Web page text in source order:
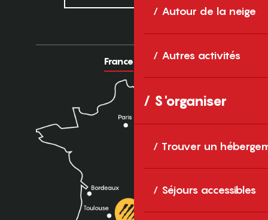
Autour de la neige
Autres activités
S'organiser
Trouver un
Séjours accessibles
France Europe